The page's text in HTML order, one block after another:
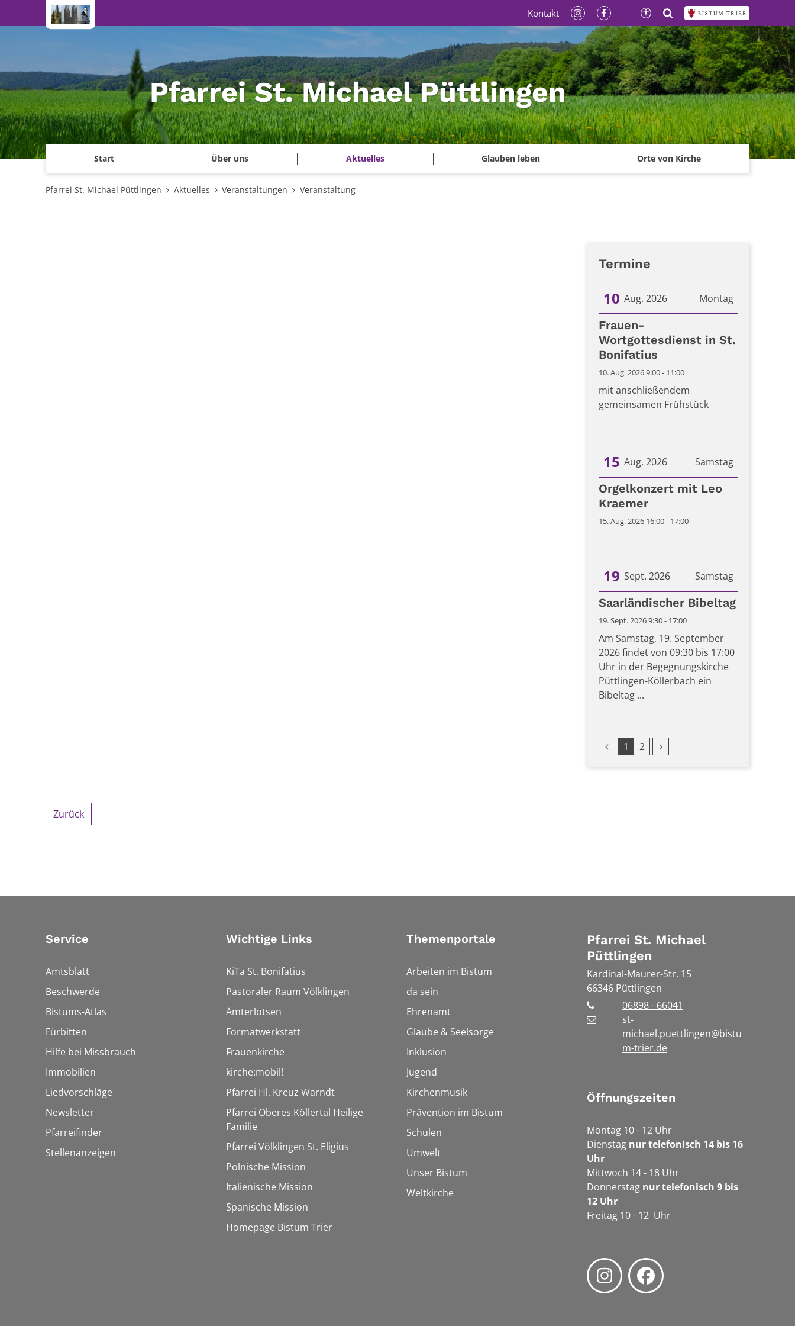
Zum Inhalt springen
Pfarrei St. Michael Püttlingen
Start Über uns Aktuelles Glauben leben Orte von Kirche
Kontakt
Pfarrei St. Michael Püttlingen Aktuelles Veranstaltungen Veranstaltung
Termine
Montag
10 Aug. 2026
Datum: 10. August 2026
Frauen-
Wortgottesdienst in St.
Bonifatius
10. Aug. 2026 9:00 - 11:00
mit anschließendem
gemeinsamen Frühstück
Samstag
15 Aug. 2026
Datum: 15. August 2026
Orgelkonzert mit Leo
Kraemer
15. Aug. 2026 16:00 - 17:00
Samstag
19 Sept. 2026
Datum: 19. September 2026
Saarländischer Bibeltag
19. Sept. 2026 9:30 - 17:00
Am Samstag, 19. September
2026 findet von 09:30 bis 17:00
Uhr in der Begegnungskirche
Püttlingen-Köllerbach ein
Bibeltag ...
Vorherige Seite
1 2 Nächste Seite
Zurück
Service
Amtsblatt
Beschwerde
Bistums-Atlas
Fürbitten
Hilfe bei Missbrauch
Immobilien
Liedvorschläge
Newsletter
Pfarreifinder
Stellenanzeigen
Wichtige Links
KiTa St. Bonifatius
Pastoraler Raum Völklingen
Ämterlotsen
Formatwerkstatt
Frauenkirche
kirche:mobil!
Pfarrei Hl. Kreuz Warndt
Pfarrei Oberes Köllertal Heilige
Familie
Pfarrei Völklingen St. Eligius
Polnische Mission
Italienische Mission
Spanische Mission
Homepage Bistum Trier
Themenportale
Arbeiten im Bistum
da sein
Ehrenamt
Glaube & Seelsorge
Inklusion
Jugend
Kirchenmusik
Prävention im Bistum
Schulen
Umwelt
Unser Bistum
Weltkirche
Pfarrei St. Michael
Püttlingen
Kardinal-Maurer-Str. 15
66346 Püttlingen
06898 - 66041
st-
michael.puettlingen@bistu
m-trier.de
Öffnungszeiten
Montag 10 - 12 Uhr
Dienstag nur telefonisch 14 bis 16
Uhr
Mittwoch 14 - 18 Uhr
Donnerstag nur telefonisch 9 bis
12 Uhr
Freitag 10 - 12 Uhr